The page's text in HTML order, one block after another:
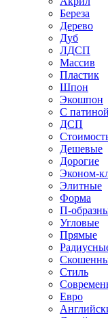
Береза
Дерево
Дуб
ЛДСП
Массив
Пластик
Шпон
Экошпон
С патиной
ДСП
Дешевые
Дорогие
Эконом-
Элитные
Форма
П-
Угловые
Прямые
Стиль
Евро